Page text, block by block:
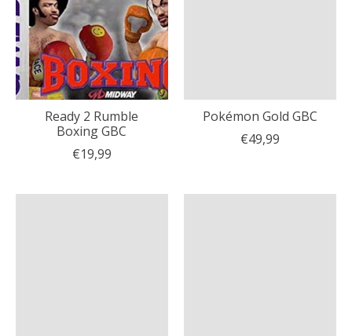
Ready 2 Rumble
Boxing GBC
€19,99
Pokémon Gold GBC
€49,99